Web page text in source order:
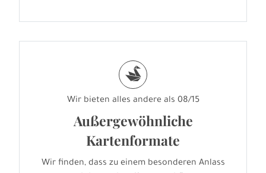
s
Wir bieten alles andere als 08/15
Außergewöhnliche
Kartenformate
Wir finden, dass zu einem besonderen Anlass